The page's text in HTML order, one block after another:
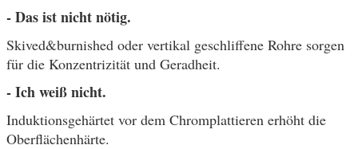
- Das ist nicht nötig.
Skived&burnished oder vertikal geschliffene Rohre sorgen
für die Konzentrizität und Geradheit.
- Ich weiß nicht.
Induktionsgehärtet vor dem Chromplattieren erhöht die
Oberflächenhärte.